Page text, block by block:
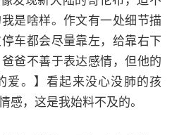
是啥样。作文有一处细节描
车都会尽量靠左，给靠右下
爸不善于表达感情，但他的
爱。】看起来没心没肺的孩
感，这是我始料不及的。